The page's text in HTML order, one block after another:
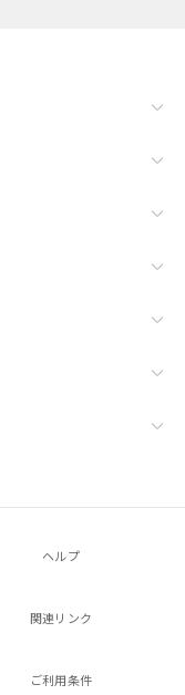
ヘルプ
関連リンク
ご利用条件